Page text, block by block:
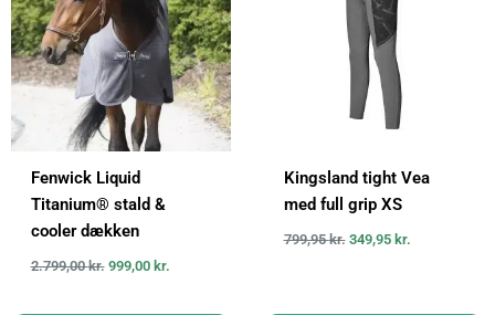
Fenwick Liquid
Titanium® stald &
cooler dækken
2.799,00kr. 999,00 kr.
Kingsland tight Vea
med full grip XS
799,95kr. 349,95 kr.